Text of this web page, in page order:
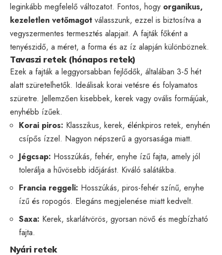
leginkább megfelelő változatot. Fontos, hogy organikus,
kezeletlen vetőmagot válasszunk, ezzel is biztosítva a
vegyszermentes termesztés alapjait. A fajták főként a
tenyészidő, a méret, a forma és az íz alapján különböznek.
Tavaszi retek (hónapos retek)
Ezek a fajták a leggyorsabban fejlődők, általában 3-5 hét
alatt szüretelhetők. Ideálisak korai vetésre és folyamatos
szüretre. Jellemzően kisebbek, kerek vagy ovális formájúak,
enyhébb ízűek.
Korai piros: Klasszikus, kerek, élénkpiros retek, enyhén
csípős ízzel. Nagyon népszerű a gyorsasága miatt.
Jégcsap: Hosszúkás, fehér, enyhe ízű fajta, amely jól
tolerálja a hűvösebb időjárást. Kiváló salátákba.
Francia reggeli: Hosszúkás, piros-fehér színű, enyhe
ízű és ropogós. Elegáns megjelenése miatt kedvelt.
Saxa: Kerek, skarlátvörös, gyorsan növő és megbízható
fajta.
Nyári retek